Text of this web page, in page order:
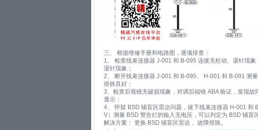
三、 根据维修手册和电路图，逐项排查：
1、 检查线束连接器 J-001 和 B-095 连接无松动、退针现
退针现象；
2、 断开线束连接器 J-001 和 B-095、 H-001 和 B-091 测
搭铁良好；
3、检查后视镜无破损现象，对调后福镜 ABA 验证，发现
显示；
4、 怀疑 BSD 辅盲区雷达问题，拔下线束连接器 H-001 和
V）测量 BSD 警告灯的输入无电压，可以判定为 BSD 辅盲
解决方案： 更换 BSD 辅盲区雷达， 故障排除。